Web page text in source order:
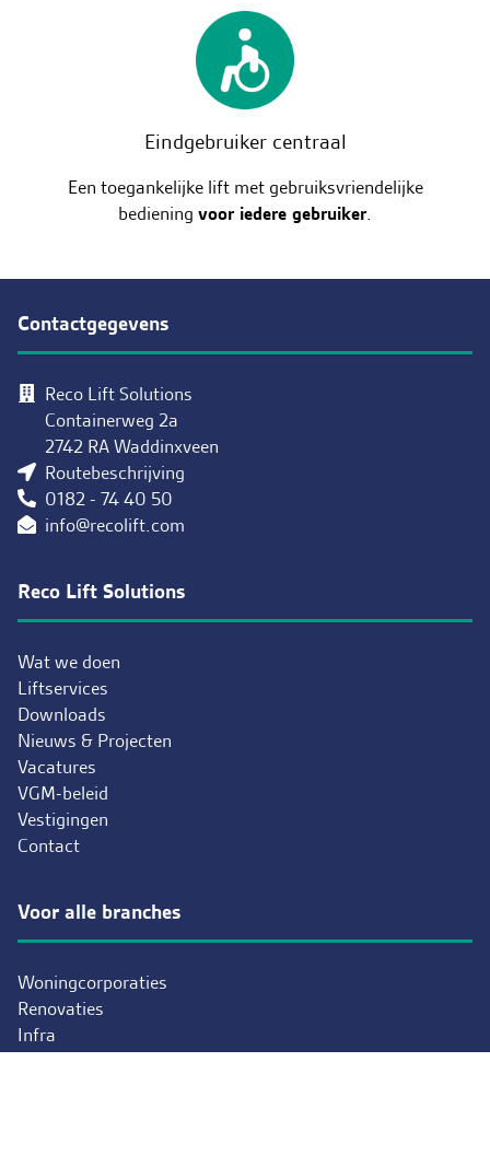
Eindgebruiker centraal
Een toegankelijke lift met gebruiksvriendelijke
bediening voor iedere gebruiker.
Contactgegevens
Reco Lift Solutions
Containerweg 2a
2742 RA Waddinxveen
Routebeschrijving
0182 - 74 40 50
info@recolift.com
Reco Lift Solutions
Wat we doen
Liftservices
Downloads
Nieuws & Projecten
Vacatures
VGM-beleid
Vestigingen
Contact
Voor alle branches
Woningcorporaties
Renovaties
Infra